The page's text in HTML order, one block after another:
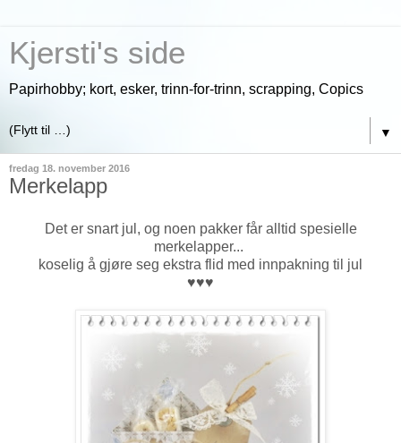
Kjersti's side
Papirhobby; kort, esker, trinn-for-trinn, scrapping, Copics
▼
fredag 18. november 2016
Merkelapp
Det er snart jul, og noen pakker får alltid spesielle
merkelapper...
koselig å gjøre seg ekstra flid med innpakning til jul
♥♥♥